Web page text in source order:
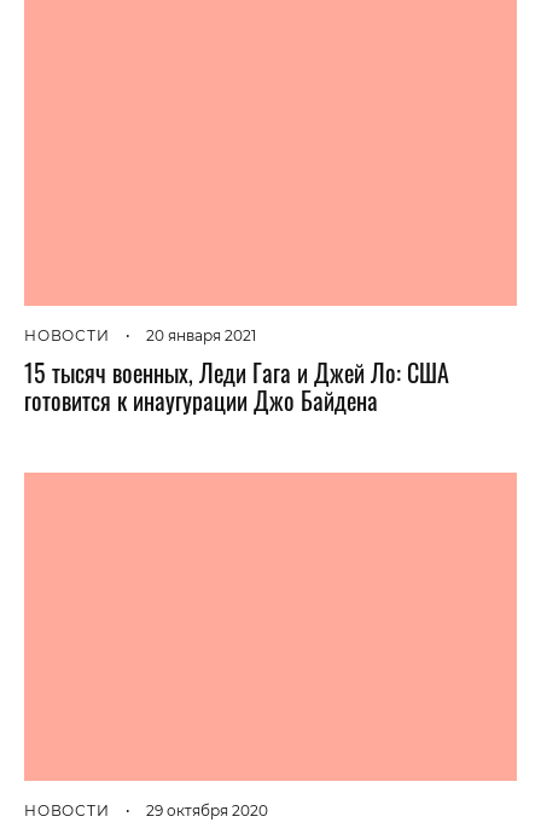
НОВОСТИ • 20 января 2021
15 тысяч военных, Леди Гага и Джей Ло: США
готовится к инаугурации Джо Байдена
НОВОСТИ • 29 октября 2020